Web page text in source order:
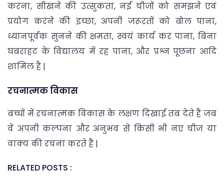
करना, सीखने की उत्सुकता, नई चीजों को समझने एवं
प्रयोग करने की इच्छा, अपनी जरूरतों को बोल पाना,
ध्यानपूर्वक सुनने की क्षमता, स्वयं कार्य कर पाना, बिना
घबराहट के विद्यालय में रह पाना, और प्रश्न पूछना आदि
शामिल है |
रचनात्मक विकास
बच्चों में रचनात्मक विकास के लक्षण दिखाई तब देते हैं जब
वे अपनी कल्पना और अनुभव से किसी भी नए चीज या
वाक्य की रचना करते हैं |
RELATED POSTS :